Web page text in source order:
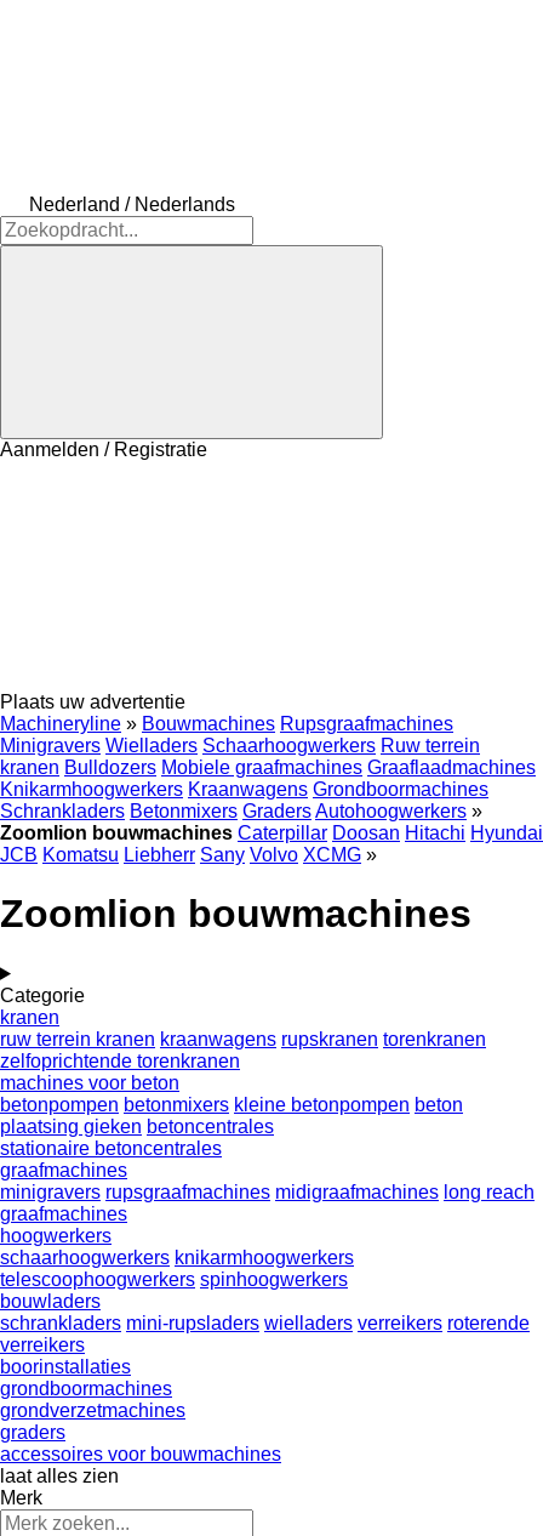
Nederland / Nederlands
Aanmelden / Registratie
Plaats uw advertentie
Machineryline » Bouwmachines Rupsgraafmachines
Minigravers Wielladers Schaarhoogwerkers Ruw terrein
kranen Bulldozers Mobiele graafmachines Graaflaadmachines
Knikarmhoogwerkers Kraanwagens Grondboormachines
Schrankladers Betonmixers GradersAutohoogwerkers »
Zoomlion bouwmachines Caterpillar Doosan Hitachi Hyundai
JCB Komatsu Liebherr Sany Volvo XCMG »
Zoomlion bouwmachines
Categorie
kranen
ruw terrein kranen kraanwagens rupskranen torenkranen
zelfoprichtende torenkranen
machines voor beton
betonpompen betonmixers kleine betonpompen beton
plaatsing gieken betoncentrales
stationaire betoncentrales
graafmachines
minigravers rupsgraafmachines midigraafmachines long reach
graafmachines
hoogwerkers
schaarhoogwerkers knikarmhoogwerkers
telescoophoogwerkers spinhoogwerkers
bouwladers
schrankladers mini-rupsladers wielladers verreikers roterende
verreikers
boorinstallaties
grondboormachines
grondverzetmachines
graders
accessoires voor bouwmachines
laat alles zien
Merk